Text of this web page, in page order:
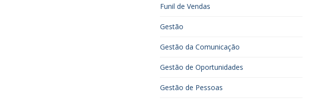
Funil de Vendas
Gestão
Gestão da Comunicação
Gestão de Oportunidades
Gestão de Pessoas